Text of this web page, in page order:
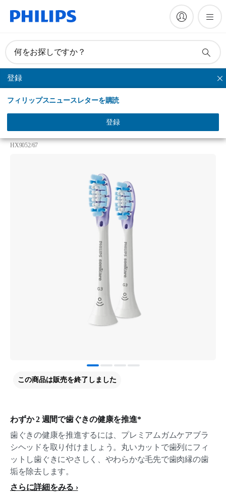
何をお探しですか？
登録
フィリップスニュースレターを購読
登録
プレミアムガムケア
ソニッケアー プレミアムガムケア ブラシヘッド レ
ギュラー
HX9052/67
わずか 2 週間で歯ぐきの健康を推進*
歯ぐきの健康を推進するには、プレミアムガムケアブラ
シヘッドを取り付けましょう。丸いカットで歯列にフィ
ットし歯ぐきにやさしく、やわらかな毛先で歯肉縁の歯
垢を除去します。
さらに詳細をみる
この商品は販売を終了しました